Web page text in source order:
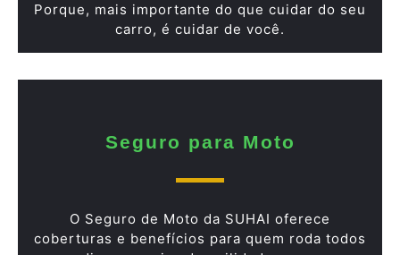
Porque, mais importante do que cuidar do seu
carro, é cuidar de você.
Seguro para Moto
O Seguro de Moto da SUHAI oferece
coberturas e benefícios para quem roda todos